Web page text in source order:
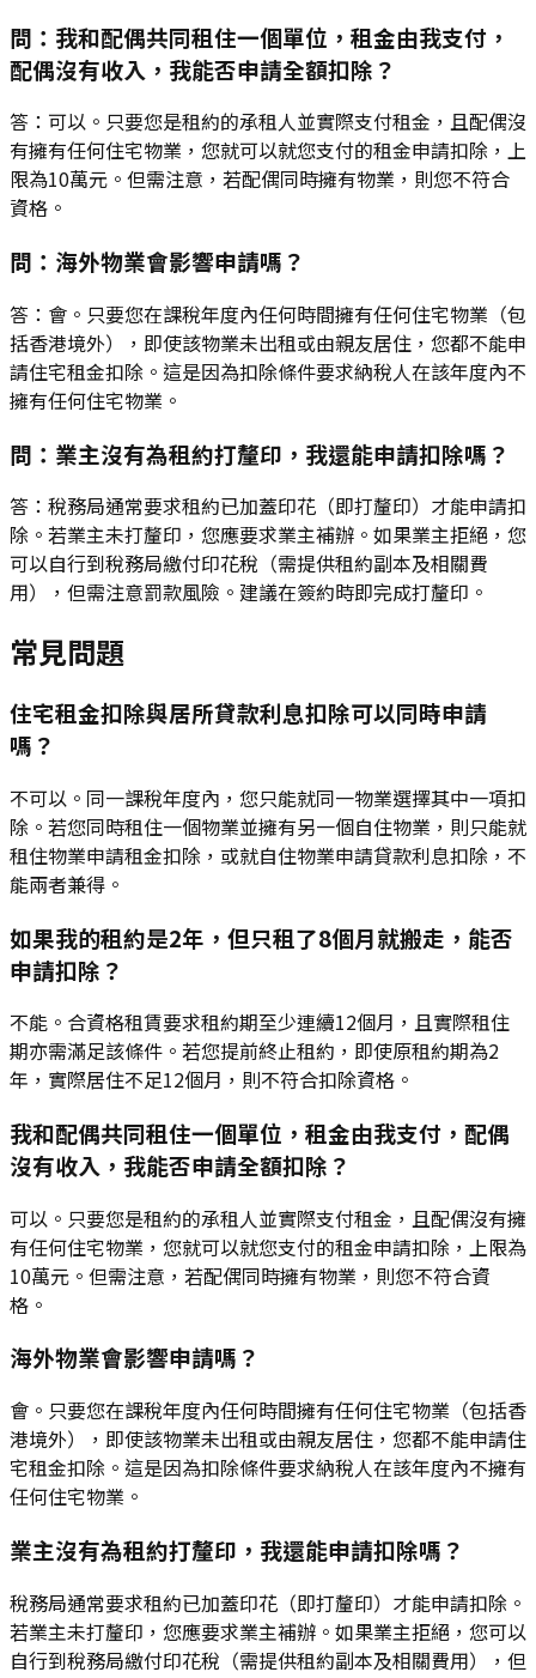
問：我和配偶共同租住一個單位，租金由我支付，
配偶沒有收入，我能否申請全額扣除？
答：可以。只要您是租約的承租人並實際支付租金，且配偶沒
有擁有任何住宅物業，您就可以就您支付的租金申請扣除，上
限為10萬元。但需注意，若配偶同時擁有物業，則您不符合
資格。
問：海外物業會影響申請嗎？
答：會。只要您在課稅年度內任何時間擁有任何住宅物業（包
括香港境外），即使該物業未出租或由親友居住，您都不能申
請住宅租金扣除。這是因為扣除條件要求納稅人在該年度內不
擁有任何住宅物業。
問：業主沒有為租約打釐印，我還能申請扣除嗎？
答：稅務局通常要求租約已加蓋印花（即打釐印）才能申請扣
除。若業主未打釐印，您應要求業主補辦。如果業主拒絕，您
可以自行到稅務局繳付印花稅（需提供租約副本及相關費
用），但需注意罰款風險。建議在簽約時即完成打釐印。
常見問題
住宅租金扣除與居所貸款利息扣除可以同時申請
嗎？
不可以。同一課稅年度內，您只能就同一物業選擇其中一項扣
除。若您同時租住一個物業並擁有另一個自住物業，則只能就
租住物業申請租金扣除，或就自住物業申請貸款利息扣除，不
能兩者兼得。
如果我的租約是2年，但只租了8個月就搬走，能否
申請扣除？
不能。合資格租賃要求租約期至少連續12個月，且實際租住
期亦需滿足該條件。若您提前終止租約，即使原租約期為2
年，實際居住不足12個月，則不符合扣除資格。
我和配偶共同租住一個單位，租金由我支付，配偶
沒有收入，我能否申請全額扣除？
可以。只要您是租約的承租人並實際支付租金，且配偶沒有擁
有任何住宅物業，您就可以就您支付的租金申請扣除，上限為
10萬元。但需注意，若配偶同時擁有物業，則您不符合資
格。
海外物業會影響申請嗎？
會。只要您在課稅年度內任何時間擁有任何住宅物業（包括香
港境外），即使該物業未出租或由親友居住，您都不能申請住
宅租金扣除。這是因為扣除條件要求納稅人在該年度內不擁有
任何住宅物業。
業主沒有為租約打釐印，我還能申請扣除嗎？
稅務局通常要求租約已加蓋印花（即打釐印）才能申請扣除。
若業主未打釐印，您應要求業主補辦。如果業主拒絕，您可以
自行到稅務局繳付印花稅（需提供租約副本及相關費用），但